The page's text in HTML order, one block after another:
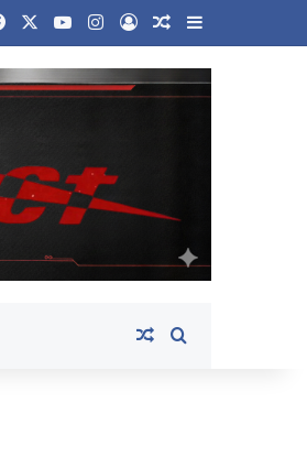
FacebookYouTubeInstagram
Log InRandom Article
Sidebar
Random Article